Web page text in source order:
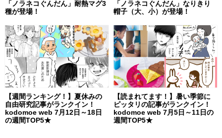
「ノラネコぐんだん」耐熱マグ3
種が登場！
「ノラネコぐんだん」なりきり
帽子（大、小）が登場！
【週間ランキング！】夏休みの
自由研究記事がランクイン！
kodomoe web 7月12日～18日
の週間TOP5★
【読まれてます！】暑い季節に
ピッタリの記事がランクイン！
kodomoe web 7月5日～11日の
週間TOP5★